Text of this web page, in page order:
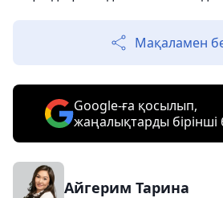
Мақаламен
Google-ға қосылып,
жаңалықтарды
Айгерим Тарина